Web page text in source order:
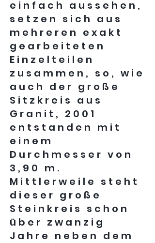
einfach aussehen,
setzen sich aus
mehreren exakt
gearbeiteten
Einzelteilen
zusammen, so, wie
auch der große
Sitzkreis aus
Granit, 2001
entstanden mit
einem
Durchmesser von
3,90 m.
Mittlerweile steht
dieser große
Steinkreis schon
über zwanzig
Jahre neben dem